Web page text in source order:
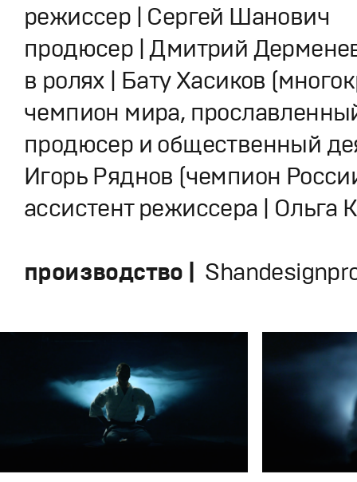
режиссер | Сергей Шанович
продюсер | Дмитрий
в ролях | Бату Хасиков
чемпион мира,
продюсер и общественный
Игорь Ряднов (чемпион
ассистент режиссера | Ольга
производство |